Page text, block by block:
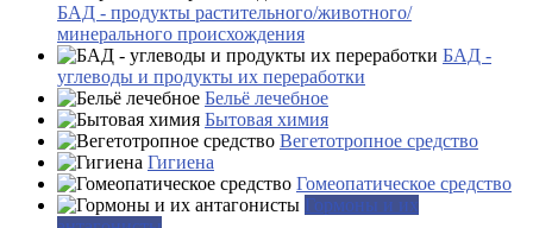
БАД - продукты растительного/животного/
минерального происхождения
БАД -
углеводы и продукты их переработки
Бельё лечебное
Бытовая химия
Вегетотропное средство
Гигиена
Гомеопатическое средство
Гормоны и их